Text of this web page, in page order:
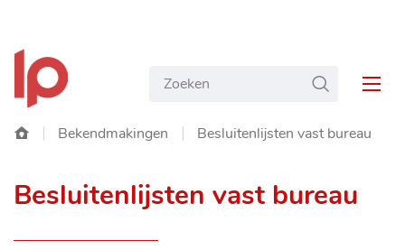
Gemeente
Langemark-
Poelkapelle
Wat
zoekt
ZOEKEN
Startpagina
Bekendmakingen Besluitenlijsten vast bureau
Besluitenlijsten vast bureau